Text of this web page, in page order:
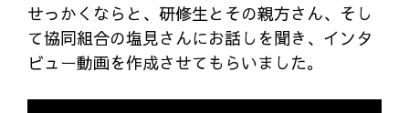
せっかくならと、研修生とその親方さん、そし
て協同組合の塩見さんにお話しを聞き、インタ
ビュー動画を作成させてもらいました。